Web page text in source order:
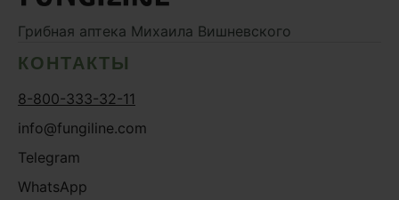
Грибная аптека Михаила Вишневского
КОНТАКТЫ
8-800-333-32-11
info@fungiline.com
Telegram
WhatsApp